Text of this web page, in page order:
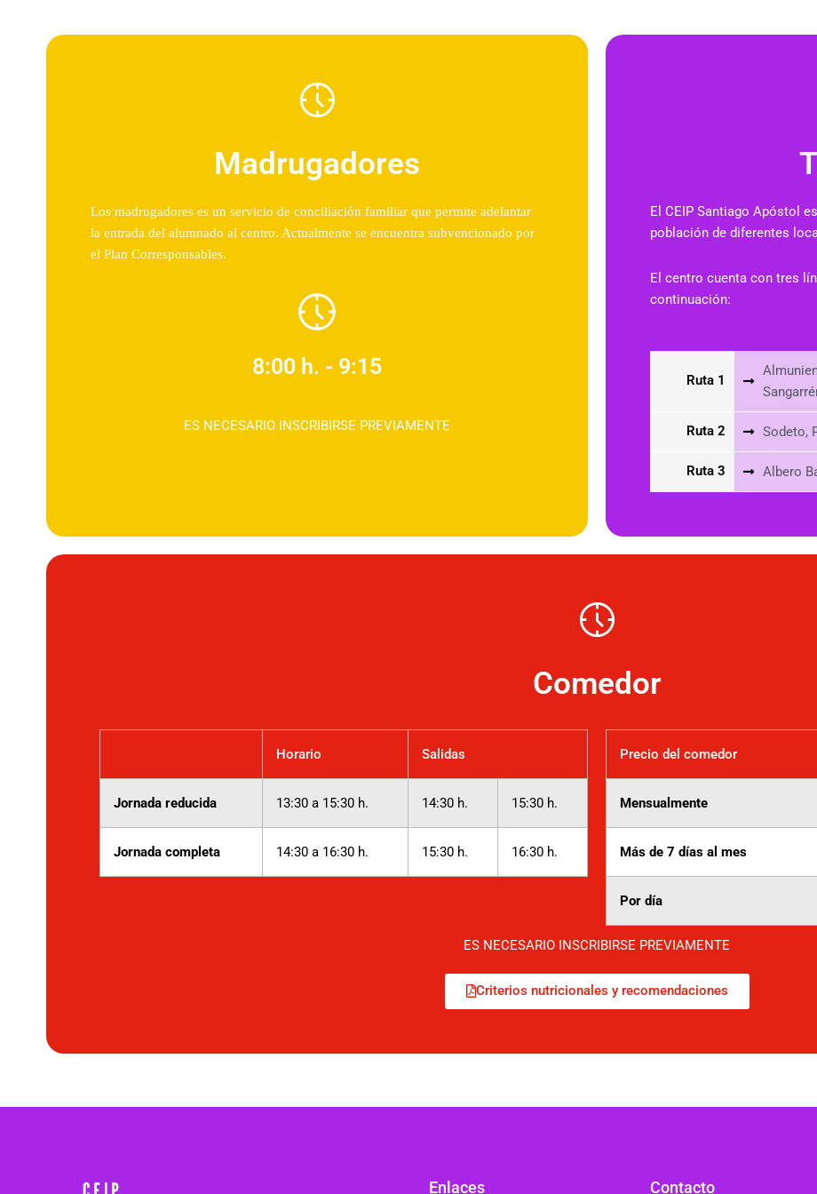
Madrugadores
Los madrugadores es un servicio de conciliación familiar que permite adelantar
la entrada del alumnado al centro. Actualmente se encuentra subvencionado por
el Plan Corresponsables.
8:00 h. - 9:15
ES NECESARIO INSCRIBIRSE PREVIAMENTE
El CEIP Santiago Apóstol
población de diferentes
El centro cuenta con tres
continuación:
Ruta 1
Ruta 2 Sodeto,
Ruta 3 Albero
Comedor
Horario Salidas
Jornada reducida 13:30 a 15:30 h. 14:30 h. 15:30 h.
Jornada completa 14:30 a 16:30 h. 15:30 h. 16:30 h.
Precio del comedor
Mensualmente
Más de 7 días al mes
Por día
ES NECESARIO INSCRIBIRSE PREVIAMENTE
Criterios nutricionales y recomendaciones
Enlaces Contacto